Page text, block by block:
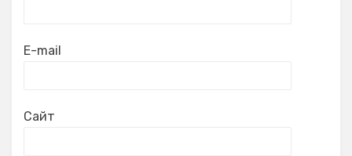
E-mail
Сайт